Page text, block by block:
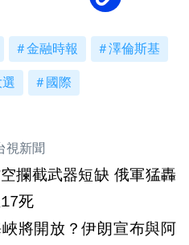
金融時報 澤倫斯基
國際
視新聞
攔截武器短缺 俄軍猛轟
死
將開放？伊朗宣布與阿